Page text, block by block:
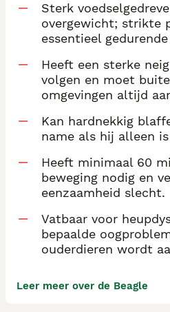
Sterk
overgewicht; strikte
essentieel
Heeft een sterke
volgen en moet
omgevingen altijd
Kan hardnekkig
name als hij alleen
Heeft minimaal 60
beweging nodig en
eenzaamheid slecht.
Vatbaar voor
bepaalde
ouderdieren wordt
Leer meer over de Beagle